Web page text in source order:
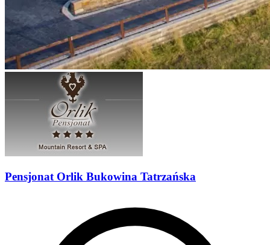
Pensjonat Orlik Bukowina Tatrzańska